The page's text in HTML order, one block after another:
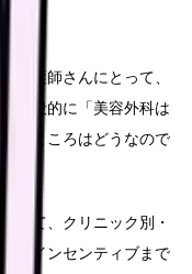
看護師さんにとって、
一般的に「美容外科は
のところはどうなので
いて、クリニック別・
、インセンティブまで